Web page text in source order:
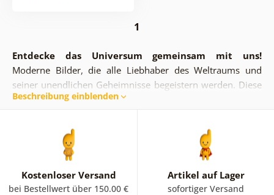
1
Entdecke das Universum gemeinsam mit uns!
Moderne Bilder, die alle Liebhaber des Weltraums und
seiner unendlichen Geheimnisse begeistern werden. Diese
einzigartigen Kunststücke sind nicht zu übersehen. Mit
etwas schöner gestalten. Denn diese stilvollen
Hochformateignen sich perfekt
für das Wohnzimmer,
das Schlafzimmer, aber auch für das Zimmer eines
Studenten.Satte Farben, originelle Gestaltung– ein
Astronaut im All oder auf der Oberfläche eines
Beschreibung einblenden
Kostenloser Versand
bei Bestellwert über 150.00 €
Artikel auf Lager
sofortiger Versand